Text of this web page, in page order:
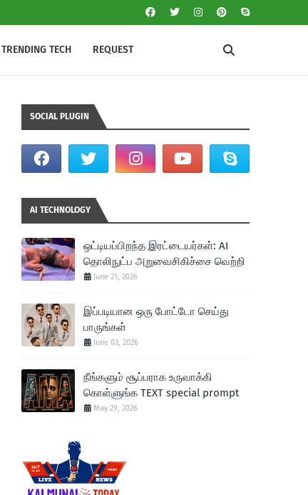
TRENDING TECH REQUEST
SOCIAL PLUGIN
AI TECHNOLOGY
ஒட்டியப்பிறந்த இரட்டையர்கள்: AI
தொலிநுட்ப அறுவைசிகிச்சை வெற்றி
June 21, 2026
இப்படியான ஒரு போட்டோ செய்து
பாருங்கள்
June 03, 2026
நீங்களும் சூப்பராக உருவாக்கி
கொள்ளுங்க TEXT special prompt
May 29, 2026